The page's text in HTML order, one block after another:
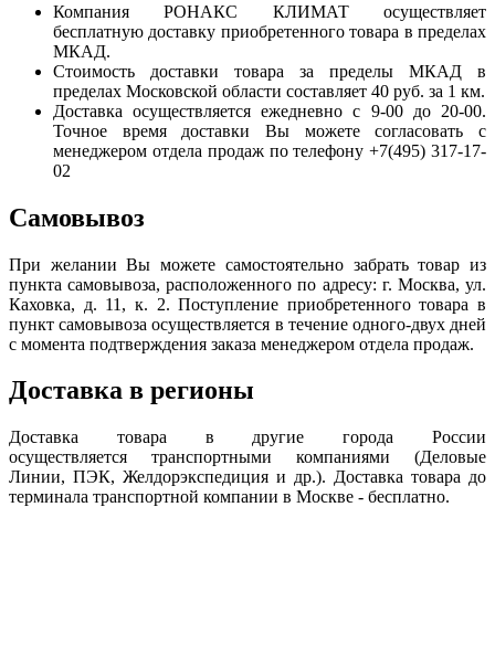
Компания РОНАКС КЛИМАТ осуществляет
бесплатную доставку приобретенного товара в пределах
МКАД.
Стоимость доставки товара за пределы МКАД в
пределах Московской области составляет 40 руб. за 1 км.
Доставка осуществляется ежедневно с 9-00 до 20-00.
Точное время доставки Вы можете согласовать с
менеджером отдела продаж по телефону +7(495) 317-17-
02
Самовывоз
При желании Вы можете самостоятельно забрать товар из
пункта самовывоза, расположенного по адресу: г. Москва, ул.
Каховка, д. 11, к. 2. Поступление приобретенного товара в
пункт самовывоза осуществляется в течение одного-двух дней
с момента подтверждения заказа менеджером отдела продаж.
Доставка в регионы
Доставка товара в другие города России
осуществляется транспортными компаниями (Деловые
Линии, ПЭК, Желдорэкспедиция и др.). Доставка товара до
терминала транспортной компании в Москве - бесплатно.